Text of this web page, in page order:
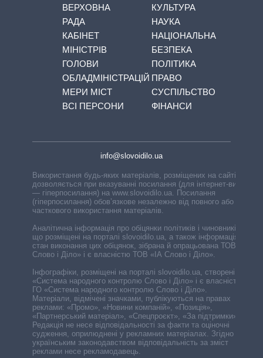
ВЕРХОВНА
РАДА
КАБІНЕТ
МІНІСТРІВ
ГОЛОВИ
ОБЛАДМІНІСТРАЦІЙ
МЕРИ МІСТ
ВСІ ПЕРСОНИ
КУЛЬТУРА
НАУКА
НАЦІОНАЛЬНА
БЕЗПЕКА
ПОЛІТИКА
ПРАВО
СУСПІЛЬСТВО
ФІНАНСИ
info@slovoidilo.ua
Використання будь-яких матеріалів, розміщених на сайті,
дозволяється при вказуванні посилання (для інтернет-видань
— гіперпосилання) на www.slovoidilo.ua. Посилання
(гіперпосилання) обов’язкове незалежно від повного або
часткового використання матеріалів.
Аналітична інформація про обіцянки політиків і чиновників,
що розміщені на порталі slovoidilo.ua, а також інформація про
стан виконання цих обіцянок, зібрана й опрацьована ТОВ «ІА
Слово і Діло» і є власністю ТОВ «ІА Слово і Діло».
Інфографіки, розміщені на порталі slovoidilo.ua, створені ГО
«Система народного контролю Слово і Діло» і є власністю
ГО «Система народного контролю Слово і Діло».
Матеріали, відмічені значками, публікуються на правах
реклами: «Промо», «Новини компаній», «Позиція»,
«Партнерський матеріал», «Спецпроєкт», «За підтримки».
Редакція не несе відповідальності за факти та оціночні
судження, оприлюднені у рекламних матеріалах. Згідно з
українським законодавством відповідальність за зміст
реклами несе рекламодавець.